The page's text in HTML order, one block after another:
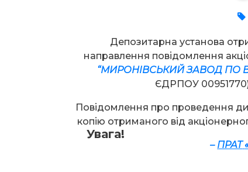
Увага!
Депозитарна установа
направлення повідомлення
“МИРОНІВСЬКИЙ ЗАВОД ПО
ЄДРПОУ
Повідомлення про проведення
копію отриманого від
– ПРАТ